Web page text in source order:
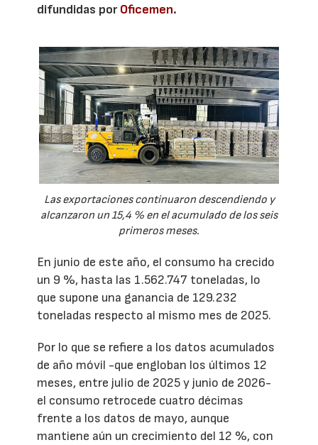
difundidas porOficemen.
Las exportaciones continuaron descendiendo y
alcanzaron un 15,4 % en el acumulado de los seis
primeros meses.
En junio de este año, el consumo ha crecido
un 9 %, hasta las 1.562.747 toneladas, lo
que supone una ganancia de 129.232
toneladas respecto al mismo mes de 2025.
Por lo que se refiere a los datos acumulados
de año móvil -que engloban los últimos 12
meses, entre julio de 2025 y junio de 2026-
el consumo retrocede cuatro décimas
frente a los datos de mayo, aunque
mantiene aún un crecimiento del 12 %, con